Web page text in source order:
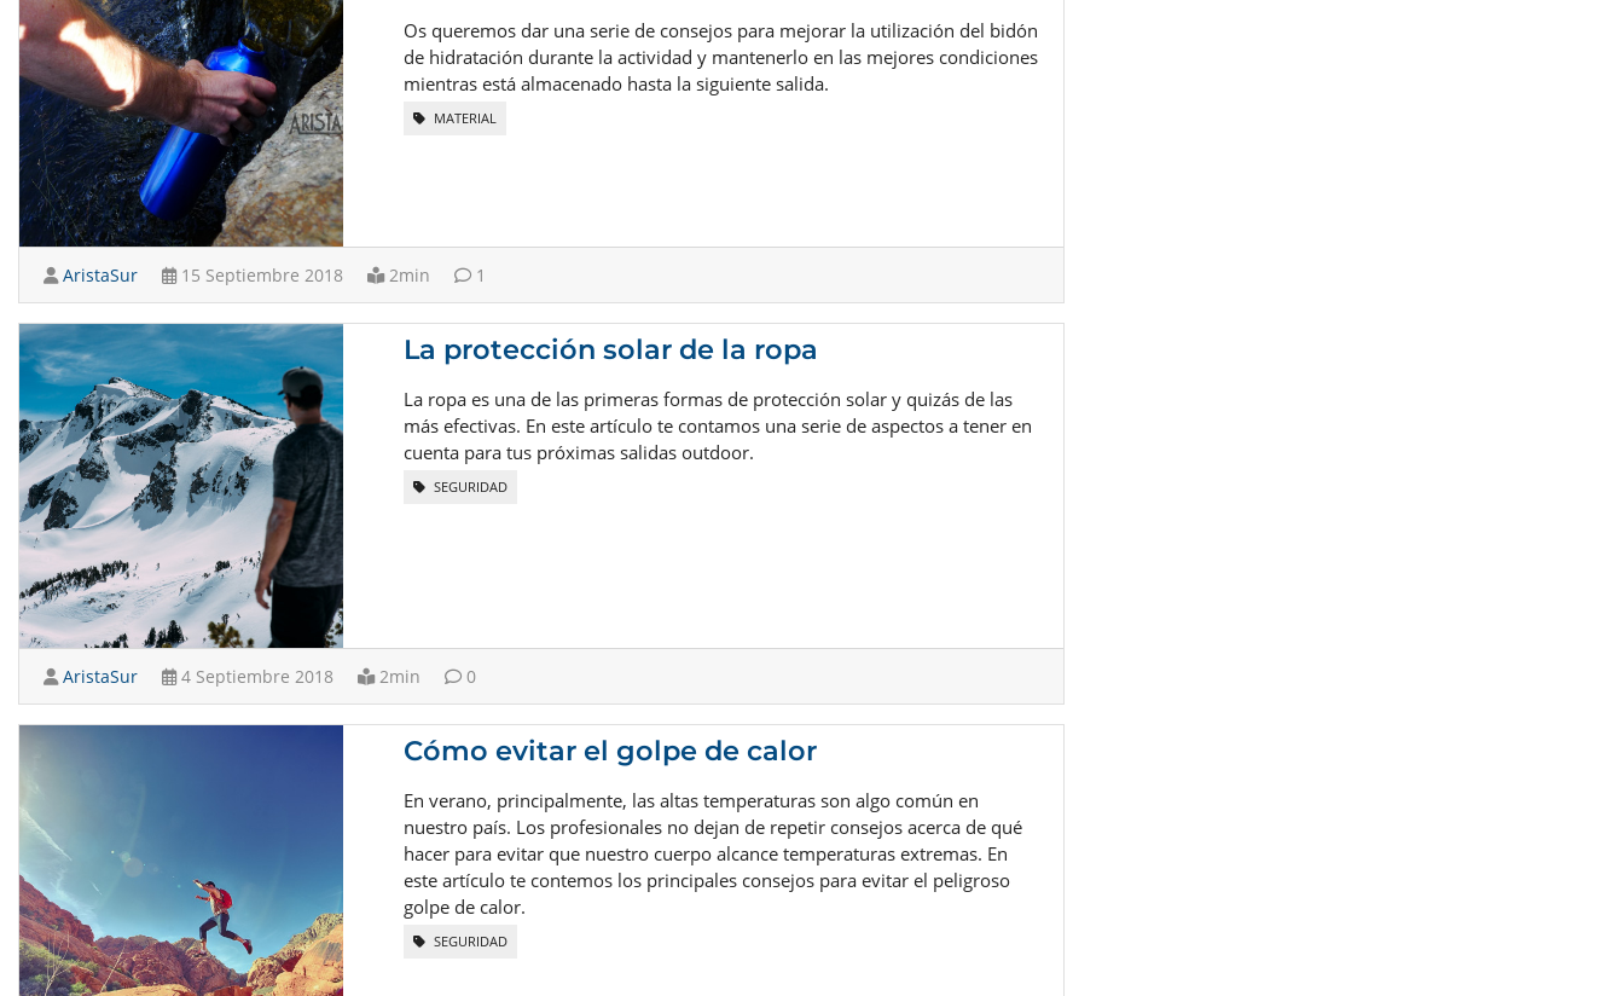
Os queremos dar una serie de consejos para mejorar la utilización del bidón
de hidratación durante la actividad y mantenerlo en las mejores condiciones
mientras está almacenado hasta la siguiente salida.
MATERIAL
AristaSur 15 Septiembre 2018 2min 1
La protección solar de la ropa
La ropa es una de las primeras formas de protección solar y quizás de las
más efectivas. En este artículo te contamos una serie de aspectos a tener en
cuenta para tus próximas salidas outdoor.
SEGURIDAD
AristaSur 4 Septiembre 2018 2min 0
Cómo evitar el golpe de calor
En verano, principalmente, las altas temperaturas son algo común en
nuestro país. Los profesionales no dejan de repetir consejos acerca de qué
hacer para evitar que nuestro cuerpo alcance temperaturas extremas. En
este artículo te contemos los principales consejos para evitar el peligroso
golpe de calor.
SEGURIDAD